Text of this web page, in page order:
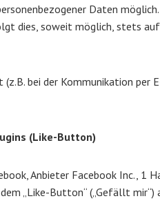
Daten
dies, soweit möglich, stets
bei der Kommunikation per
(Like-Button)
Anbieter Facebook Inc., 1
„Like-Button“ („Gefällt